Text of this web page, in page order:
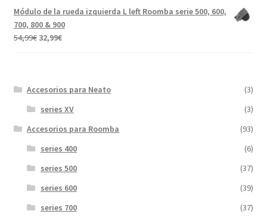
original
era:
31,99€.
actual
es:
17,89€.
Módulo de la rueda izquierda L left Roomba serie 500, 600,
700, 800 & 900
54,99€ El
54,99€.
32,99€El
32,99€.
Accesorios para Neato
(3)
series XV
(3)
Accesorios para Roomba
(93)
series 400
(6)
series 500
(37)
series 600
(39)
series 700
(37)